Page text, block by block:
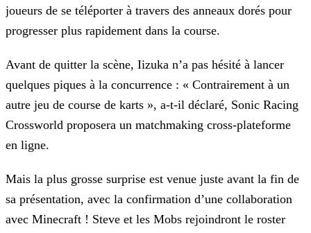
joueurs de se téléporter à travers des anneaux dorés pour
progresser plus rapidement dans la course.
Avant de quitter la scène, Iizuka n’a pas hésité à lancer
quelques piques à la concurrence : « Contrairement à un
autre jeu de course de karts », a-t-il déclaré, Sonic Racing
Crossworld proposera un matchmaking cross-plateforme
en ligne.
Mais la plus grosse surprise est venue juste avant la fin de
sa présentation, avec la confirmation d’une collaboration
avec Minecraft ! Steve et les Mobs rejoindront le roster